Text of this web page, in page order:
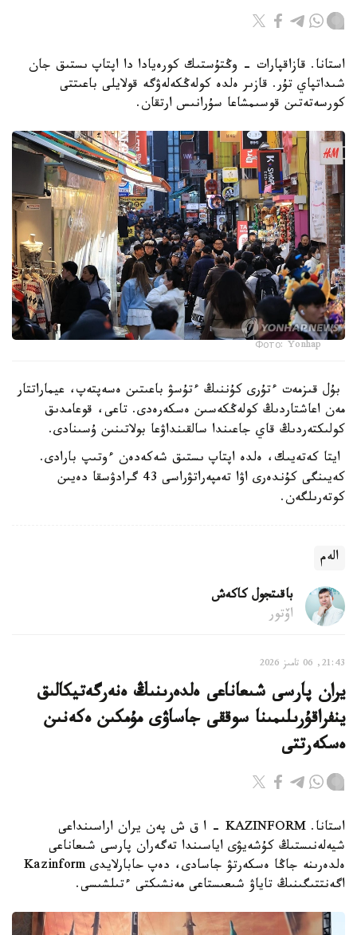
استانا. قازاقپارات - وڭتۇستىك كورەيادا دا اپتاپ ىستىق جان
شىداتپاي تۇر. قازىر ەلدە كولەڭكەلەۋگە قولايلى باعىتتى
كورسەتەتىن قوسىمشاعا سۇرانىس ارتقان.
Фото: Yonhap
بۇل قىزمەت ءتۇرى كۇننىڭ ءتۇسۋ باعىتىن ەسەپتەپ، عيماراتتار
مەن اعاشتاردىڭ كولەڭكەسىن ەسكەرەدى. تاعى، قوعامدىق
كولىكتەردىڭ قاي جاعىندا سالقىنداۋعا بولاتىنىن ۇسىنادى.
ايتا كەتەيىك، ەلدە اپتاپ ىستىق شەكەدەن ءوتىپ بارادى.
كەيىنگى كۇندەرى اۋا تەمپەراتۋراسى 43 گرادۋسقا دەيىن
كوتەرىلگەن.
الەم
باقىتجول كاكەش
اۆتور
21:43, 06 تامىز 2026
يران پارسى شىعاناعى ەلدەرىنىڭ ەنەرگەتيكالىق
ينفراقۇرىلىمىنا سوققى جاساۋى مۇمكىن ەكەنىن
ەسكەرتتى
استانا. KAZINFORM - ا ق ش پەن يران اراسىنداعى
شيەلەنىستىڭ كۇشەيۋى اياسىندا تەگەران پارسى شىعاناعى
ەلدەرىنە جاڭا ەسكەرتۋ جاسادى، دەپ حابارلايدى Kazinform
اگەنتتىگىنىڭ تاياۋ شىعىستاعى مەنشىكتى ءتىلشىسى.